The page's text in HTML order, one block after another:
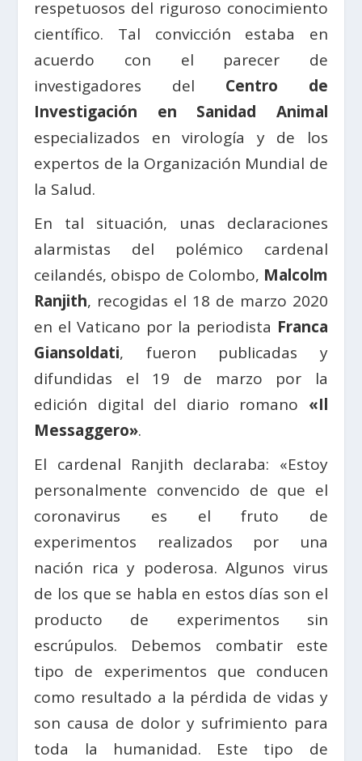
respetuosos del riguroso conocimiento
científico. Tal convicción estaba en
acuerdo con el parecer de
investigadores del Centro de
Investigación en Sanidad Animal
especializados en virología y de los
expertos de la Organización Mundial de
la Salud.
En tal situación, unas declaraciones
alarmistas del polémico cardenal
ceilandés, obispo de Colombo, Malcolm
Ranjith, recogidas el 18 de marzo 2020
en el Vaticano por la periodista Franca
Giansoldati, fueron publicadas y
difundidas el 19 de marzo por la
edición digital del diario romano «Il
Messaggero».
El cardenal Ranjith declaraba: «Estoy
personalmente convencido de que el
coronavirus es el fruto de
experimentos realizados por una
nación rica y poderosa. Algunos virus
de los que se habla en estos días son el
producto de experimentos sin
escrúpulos. Debemos combatir este
tipo de experimentos que conducen
como resultado a la pérdida de vidas y
son causa de dolor y sufrimiento para
toda la humanidad. Este tipo de